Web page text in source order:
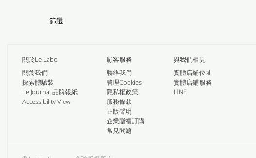
篩選:
關於Le Labo
關於我們
探索體驗裝
Le Journal 品牌報紙
Accessibility View
顧客服務
聯絡我們
管理Cookies
隱私權政策
服務條款
正版聲明
企業贈禮訂購
常見問題
與我們相見
實體店鋪位址
實體店鋪服務
LINE